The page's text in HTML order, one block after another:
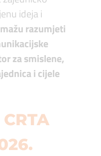
ideja i
razumjeti
za smislene,
i cijele